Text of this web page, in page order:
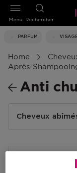
Rechercher
PARFUM
Menu
Home
Après-
Anti
Cheveux